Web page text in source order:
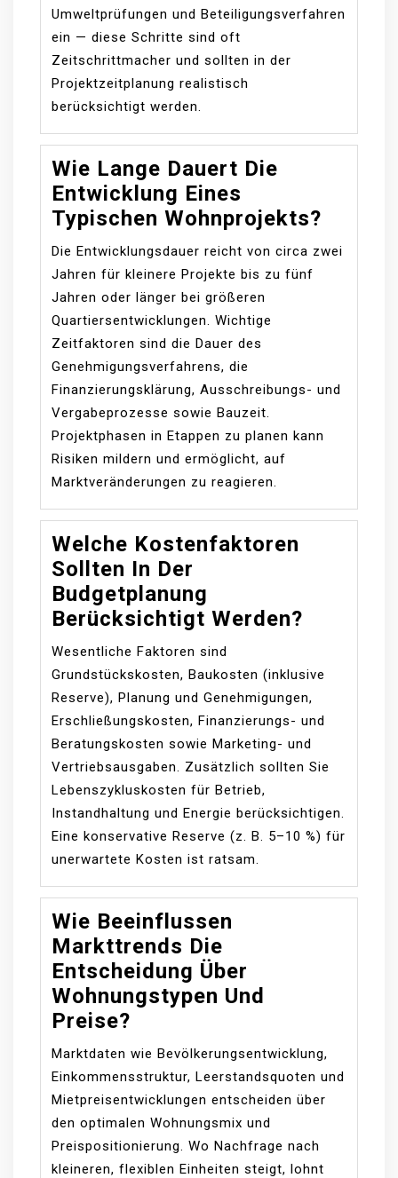
Umweltprüfungen und Beteiligungsverfahren
ein — diese Schritte sind oft
Zeitschrittmacher und sollten in der
Projektzeitplanung realistisch
berücksichtigt werden.
Wie Lange Dauert Die
Entwicklung Eines
Typischen Wohnprojekts?
Die Entwicklungsdauer reicht von circa zwei
Jahren für kleinere Projekte bis zu fünf
Jahren oder länger bei größeren
Quartiersentwicklungen. Wichtige
Zeitfaktoren sind die Dauer des
Genehmigungsverfahrens, die
Finanzierungsklärung, Ausschreibungs- und
Vergabeprozesse sowie Bauzeit.
Projektphasen in Etappen zu planen kann
Risiken mildern und ermöglicht, auf
Marktveränderungen zu reagieren.
Welche Kostenfaktoren
Sollten In Der
Budgetplanung
Berücksichtigt Werden?
Wesentliche Faktoren sind
Grundstückskosten, Baukosten (inklusive
Reserve), Planung und Genehmigungen,
Erschließungskosten, Finanzierungs- und
Beratungskosten sowie Marketing- und
Vertriebsausgaben. Zusätzlich sollten Sie
Lebenszykluskosten für Betrieb,
Instandhaltung und Energie berücksichtigen.
Eine konservative Reserve (z. B. 5–10 %) für
unerwartete Kosten ist ratsam.
Wie Beeinflussen
Markttrends Die
Entscheidung Über
Wohnungstypen Und
Preise?
Marktdaten wie Bevölkerungsentwicklung,
Einkommensstruktur, Leerstandsquoten und
Mietpreisentwicklungen entscheiden über
den optimalen Wohnungsmix und
Preispositionierung. Wo Nachfrage nach
kleineren, flexiblen Einheiten steigt, lohnt